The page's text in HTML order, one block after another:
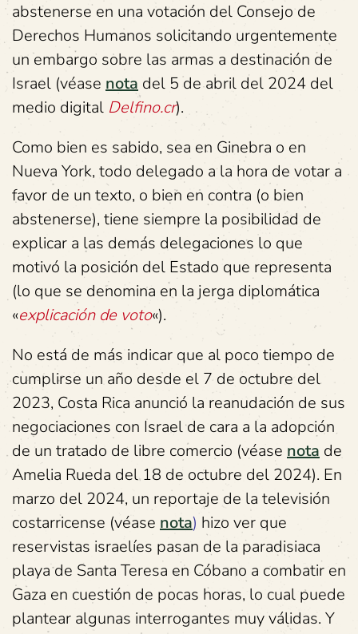
abstenerse en una votación del Consejo de
Derechos Humanos solicitando urgentemente
un embargo sobre las armas a destinación de
Israel (véase nota del 5 de abril del 2024 del
medio digital Delfino.cr).
Como bien es sabido, sea en Ginebra o en
Nueva York, todo delegado a la hora de votar a
favor de un texto, o bien en contra (o bien
abstenerse), tiene siempre la posibilidad de
explicar a las demás delegaciones lo que
motivó la posición del Estado que representa
(lo que se denomina en la jerga diplomática
«explicación de voto«).
No está de más indicar que al poco tiempo de
cumplirse un año desde el 7 de octubre del
2023, Costa Rica anunció la reanudación de sus
negociaciones con Israel de cara a la adopción
de un tratado de libre comercio (véase nota de
Amelia Rueda del 18 de octubre del 2024). En
marzo del 2024, un reportaje de la televisión
costarricense (véase nota) hizo ver que
reservistas israelíes pasan de la paradisiaca
playa de Santa Teresa en Cóbano a combatir en
Gaza en cuestión de pocas horas, lo cual puede
plantear algunas interrogantes muy válidas. Y